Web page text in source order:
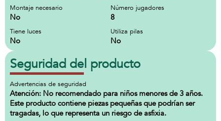
Montaje necesario
No
Número jugadores
8
Tiene luces
No
Utiliza pilas
No
Seguridad del producto
Advertencias de seguridad
Atención: No recomendado para niños menores de 3 años.
Este producto contiene piezas pequeñas que podrían ser
tragadas, lo que representa un riesgo de asfixia.